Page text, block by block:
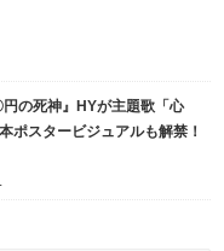
の死神』HYが主題歌「心
ポスタービジュアルも解禁！